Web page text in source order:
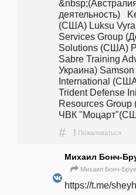
деятельность)
(США) Luksu
Services Group
Solutions (США)
Sabre Training
Украина)
International
Trident Defense
Resources
ЧВК
# ! Пожаловаться
Михаил Бонч-
Михаил Бонч-
https://t.me/